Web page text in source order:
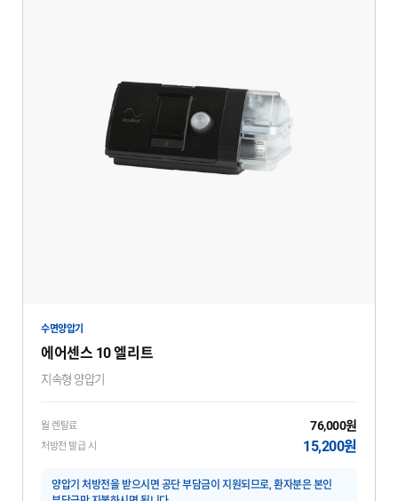
수면양압기
에어센스 10 엘리트
지속형 양압기
월 렌탈료 76,000원
처방전 발급 시 15,200원
양압기 처방전을 받으시면 공단 부담금이 지원되므로, 환자분은 본인